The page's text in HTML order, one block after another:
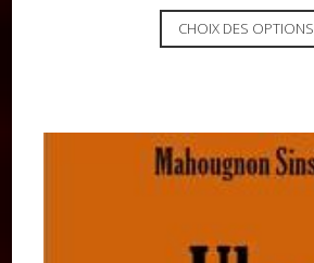
CHOIX DES OPTIONS